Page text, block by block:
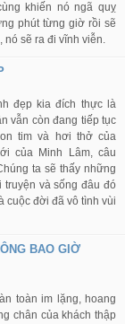
khiến nó ngã quỵ
phút từng giờ rồi sẽ
nó sẽ ra đi vĩnh viễn.
đẹp kia đích thực là
vẫn còn đang tiếp tục
tim và hơi thở của
của Minh Lâm, câu
ta sẽ thấy những
và sống đâu đó
cuộc đời đã vô tình vùi
BAO GIỜ
toàn im lặng, hoang
chân của khách thập